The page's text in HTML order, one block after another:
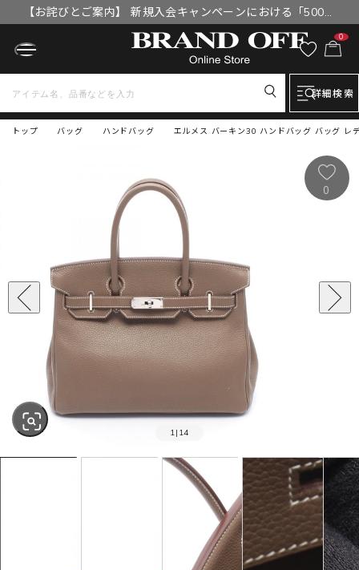
【お詫びとご案内】 新規入会キャンペーンにおける「500円
OFFクーポン」付与漏れと補填について
0
詳細検索
トップ エルメス バーキン30 ハンドバッグ バッグ レ
バッグ ハンドバッグ
1 | 14
0